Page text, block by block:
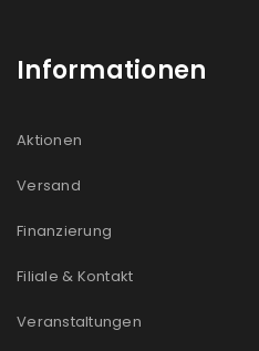
Informationen
Aktionen
Versand
Finanzierung
Filiale & Kontakt
Veranstaltungen